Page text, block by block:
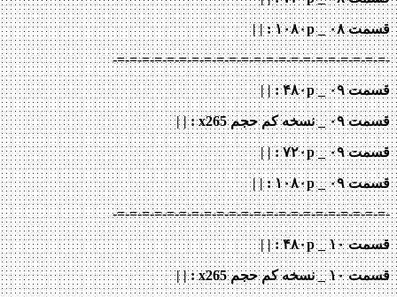
قسمت ۰۸ _ ۱۰۸۰p
: | |
-=-=-=-=-=-=-=-=-=-=-=-=-=-=-=-=-=-=-=-=-=-=-
قسمت ۰۹ _ ۴۸۰p : | |
قسمت ۰۹ _ نسخه کم حجم x265 : | |
قسمت ۰۹ _ ۷۲۰p : | |
قسمت ۰۹ _ ۱۰۸۰p
: | |
-=-=-=-=-=-=-=-=-=-=-=-=-=-=-=-=-=-=-=-=-=-=-
قسمت ۱۰ _ ۴۸۰p : | |
قسمت ۱۰ _ نسخه کم حجم x265 : | |